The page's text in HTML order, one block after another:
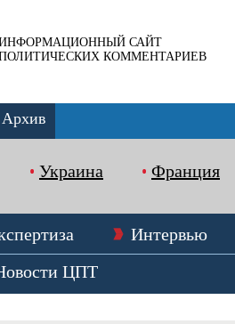
САЙТ
КОММЕНТАРИЕВ
Архив
Украина Франция
Интервью
ЦПТ